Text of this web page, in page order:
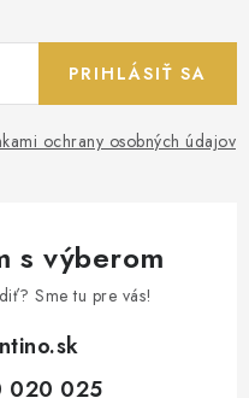
ochrany osobných údajov
PRIHLÁSIŤ SA
s výberom
Sme tu pre vás!
020 025